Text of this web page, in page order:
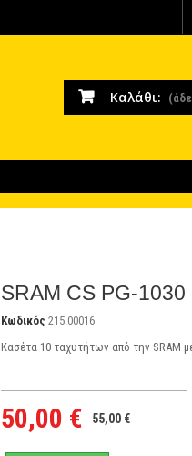
Καλάθι:
SRAM CS PG-1030
Κωδικός 215.00016
Κασέτα 10 ταχυτήτων από την SRAM
55,00 €
50,00 €